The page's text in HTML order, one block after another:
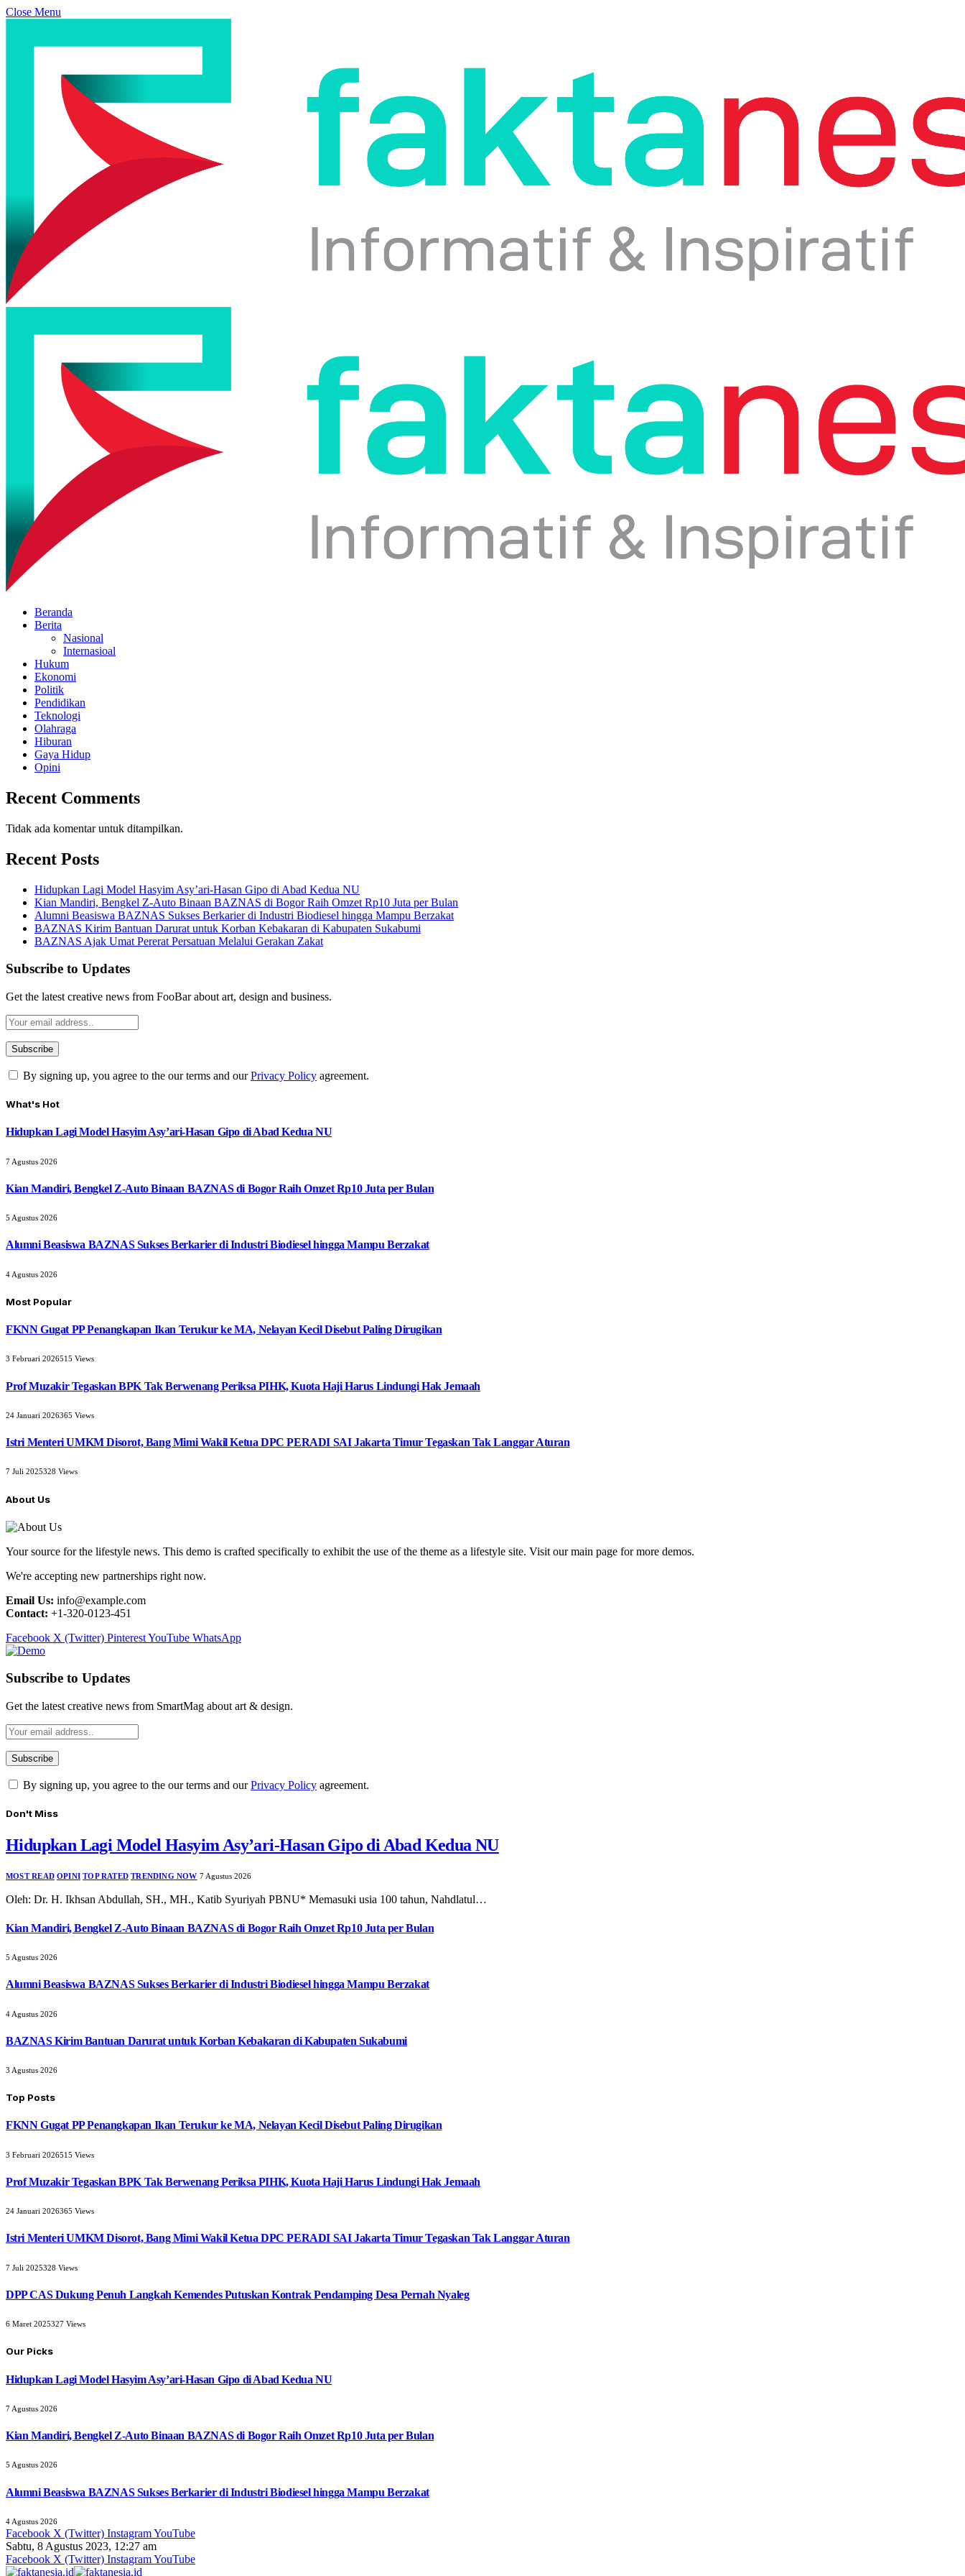
Close Menu
Beranda
Berita
Nasional
Internasioal
Hukum
Ekonomi
Politik
Pendidikan
Teknologi
Olahraga
Hiburan
Gaya Hidup
Opini
Recent Comments
Tidak ada komentar untuk ditampilkan.
Recent Posts
Hidupkan Lagi Model Hasyim Asy’ari-Hasan Gipo di Abad Kedua NU
Kian Mandiri, Bengkel Z-Auto Binaan BAZNAS di Bogor Raih Omzet Rp10 Juta per Bulan
Alumni Beasiswa BAZNAS Sukses Berkarier di Industri Biodiesel hingga Mampu Berzakat
BAZNAS Kirim Bantuan Darurat untuk Korban Kebakaran di Kabupaten Sukabumi
BAZNAS Ajak Umat Pererat Persatuan Melalui Gerakan Zakat
Subscribe to Updates
Get the latest creative news from FooBar about art, design and business.
By signing up, you agree to the our terms and ourPrivacy Policy agreement.
What's Hot
Hidupkan Lagi Model Hasyim Asy’ari-Hasan Gipo di Abad Kedua NU
7 Agustus 2026
Kian Mandiri, Bengkel Z-Auto Binaan BAZNAS di Bogor Raih Omzet Rp10 Juta per Bulan
5 Agustus 2026
Alumni Beasiswa BAZNAS Sukses Berkarier di Industri Biodiesel hingga Mampu Berzakat
4 Agustus 2026
Most Popular
FKNN Gugat PP Penangkapan Ikan Terukur ke MA, Nelayan Kecil Disebut Paling Dirugikan
3 Februari 2026515 Views
Prof Muzakir Tegaskan BPK Tak Berwenang Periksa PIHK, Kuota Haji Harus Lindungi Hak Jemaah
24 Januari 2026365 Views
Istri Menteri UMKM Disorot, Bang Mimi Wakil Ketua DPC PERADI SAI Jakarta Timur Tegaskan Tak Langgar Aturan
7 Juli 2025328 Views
About Us
Your source for the lifestyle news. This demo is crafted specifically to exhibit the use of the theme as a lifestyle site. Visit our main page for more demos.
We're accepting new partnerships right now.
Email Us: info@example.com
Contact: +1-320-0123-451
Facebook X (Twitter) PinterestYouTube WhatsApp
Subscribe to Updates
Get the latest creative news from SmartMag about art & design.
By signing up, you agree to the our terms and ourPrivacy Policy agreement.
Don't Miss
Hidupkan Lagi Model Hasyim Asy’ari-Hasan Gipo di Abad Kedua NU
MOST READ OPINI TOP RATED TRENDING NOW 7 Agustus 2026
Oleh: Dr. H. Ikhsan Abdullah, SH., MH., Katib Syuriyah PBNU* Memasuki usia 100 tahun, Nahdlatul…
Kian Mandiri, Bengkel Z-Auto Binaan BAZNAS di Bogor Raih Omzet Rp10 Juta per Bulan
5 Agustus 2026
Alumni Beasiswa BAZNAS Sukses Berkarier di Industri Biodiesel hingga Mampu Berzakat
4 Agustus 2026
BAZNAS Kirim Bantuan Darurat untuk Korban Kebakaran di Kabupaten Sukabumi
3 Agustus 2026
Top Posts
FKNN Gugat PP Penangkapan Ikan Terukur ke MA, Nelayan Kecil Disebut Paling Dirugikan
3 Februari 2026515 Views
Prof Muzakir Tegaskan BPK Tak Berwenang Periksa PIHK, Kuota Haji Harus Lindungi Hak Jemaah
24 Januari 2026365 Views
Istri Menteri UMKM Disorot, Bang Mimi Wakil Ketua DPC PERADI SAI Jakarta Timur Tegaskan Tak Langgar Aturan
7 Juli 2025328 Views
DPP CAS Dukung Penuh Langkah Kemendes Putuskan Kontrak Pendamping Desa Pernah Nyaleg
6 Maret 2025327 Views
Our Picks
Hidupkan Lagi Model Hasyim Asy’ari-Hasan Gipo di Abad Kedua NU
7 Agustus 2026
Kian Mandiri, Bengkel Z-Auto Binaan BAZNAS di Bogor Raih Omzet Rp10 Juta per Bulan
5 Agustus 2026
Alumni Beasiswa BAZNAS Sukses Berkarier di Industri Biodiesel hingga Mampu Berzakat
4 Agustus 2026
Facebook X (Twitter) InstagramYouTube
Sabtu, 8 Agustus 2023, 12:27 am
Facebook X (Twitter) InstagramYouTube